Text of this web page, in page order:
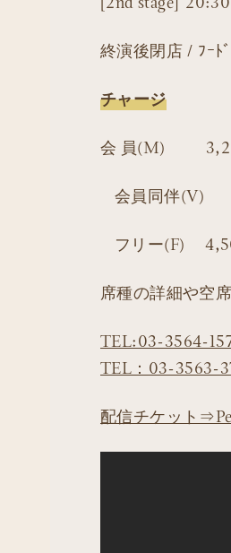
終演後閉店 / ﾌｰ
チャージ
会 員(M)
会員同伴(V)
フリー(F)
席種の詳細や空
TEL:03-3564-
TEL：03-3563-
配信チケット